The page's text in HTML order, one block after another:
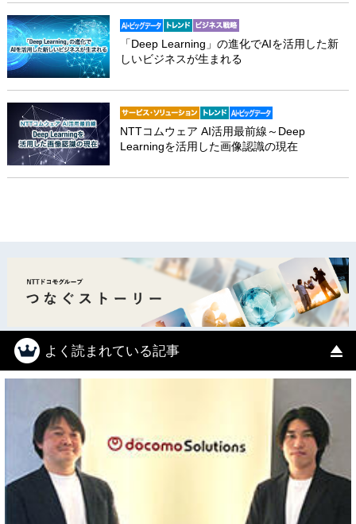
「Deep Learning」の進化でAIを活用した新
しいビジネスが生まれる
NTTコムウェア AI活用最前線～Deep
Learningを活用した画像認識の現在
よく読まれている記事